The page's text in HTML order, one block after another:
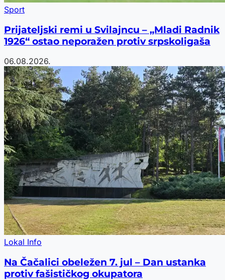
Sport
Prijateljski remi u Svilajncu – „Mladi Radnik
1926“ ostao neporažen protiv srpskoligaša
06.08.2026.
Lokal Info
Na Čačalici obeležen 7. jul – Dan ustanka
protiv fašističkog okupatora